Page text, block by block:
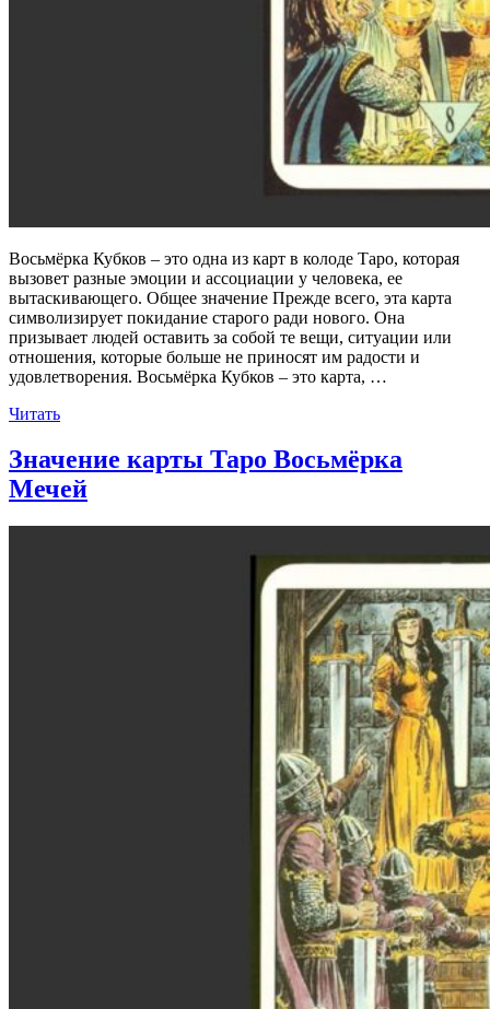
Восьмёрка Кубков – это одна из карт в колоде Таро, которая
вызовет разные эмоции и ассоциации у человека, ее
вытаскивающего. Общее значение Прежде всего, эта карта
символизирует покидание старого ради нового. Она
призывает людей оставить за собой те вещи, ситуации или
отношения, которые больше не приносят им радости и
удовлетворения. Восьмёрка Кубков – это карта, …
Читать«Значение
Таро
Восьмёрка
Кубков»
Значение карты Таро Восьмёрка
Мечей